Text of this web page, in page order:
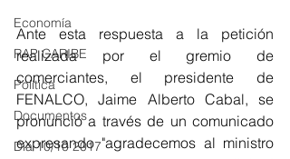
Economía
RAP CARIBE
Política
Documentos
Día 10/10 2017
Ante esta respuesta a la petición
realizada por el gremio de
comerciantes, el presidente de
FENALCO, Jaime Alberto Cabal, se
pronunció a través de un comunicado
expresando "agradecemos al ministro